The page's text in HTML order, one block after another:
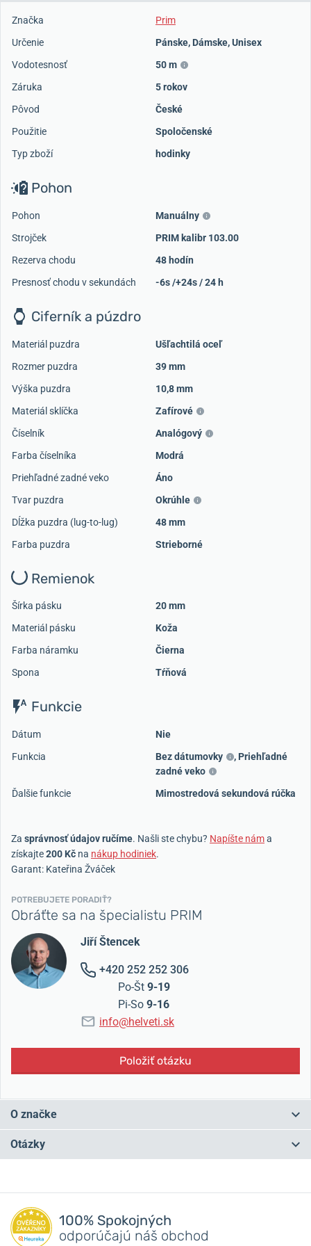
Značka
Prim
Určenie
Pánske, Dámske,Unisex
Vodotesnosť
50 m
Záruka
5 rokov
Pôvod
České
Použitie
Spoločenské
Typ zboží
hodinky
Pohon
Pohon
Manuálny
Strojček
PRIM kalibr 103.00
Rezerva chodu
48 hodín
Presnosť chodu v sekundách
-6s /+24s / 24 h
Ciferník a púzdro
Materiál puzdra
Ušľachtilá oceľ
Rozmer puzdra
39 mm
Výška puzdra
10,8 mm
Materiál sklíčka
Zafírové
Číselník
Analógový
Farba číselníka
Modrá
Priehľadné zadné veko
Áno
Tvar puzdra
Okrúhle
Dĺžka puzdra (lug-to-lug)
48 mm
Farba puzdra
Strieborné
Remienok
Šírka pásku
20 mm
Materiál pásku
Koža
Farba náramku
Čierna
Spona
Tŕňová
Funkcie
Dátum
Nie
Funkcia
Bez dátumovky , Priehľadné
zadné veko
Ďalšie funkcie
Mimostredová sekundová rúčka
Za správnosť údajov ručíme. Našli ste chybu? Napíšte náma
získajte200 Kč na nákup hodiniek.
Garant: Kateřina Žváček
POTREBUJETE PORADIŤ?
Obráťte sa na špecialistu PRIM
Jiří Štencek
+420 252 252 306
Po-Št 9-19
Pi-So 9-16
info@helveti.sk
Položiť otázku
O značke
hneď po skončení druhej svetovej vojny. Cieľom vtedajšieho vedenia
Na jeseň 1949 bol Adolf Martínek poverený výstavbou novej
továrne a prípravou hromadnej výroby náramkových hodín. Spolu
Otázky
Máte otázku? Zanechajte nám komentár
Pridať dotaz
100% Spokojných
odporúčajú náš obchod